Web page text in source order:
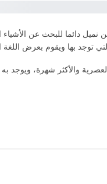
توجد بها ويقوم بعرض اللغة
والأكثر شهرة، ويوجد